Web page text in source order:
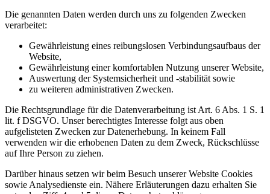
Die genannten Daten werden durch uns zu folgenden Zwecken
verarbeitet:
Gewährleistung eines reibungslosen Verbindungsaufbaus der
Website,
Gewährleistung einer komfortablen Nutzung unserer Website,
Auswertung der Systemsicherheit und -stabilität sowie
zu weiteren administrativen Zwecken.
Die Rechtsgrundlage für die Datenverarbeitung ist Art. 6 Abs. 1 S. 1
lit. f DSGVO. Unser berechtigtes Interesse folgt aus oben
aufgelisteten Zwecken zur Datenerhebung. In keinem Fall
verwenden wir die erhobenen Daten zu dem Zweck, Rückschlüsse
auf Ihre Person zu ziehen.
Darüber hinaus setzen wir beim Besuch unserer Website Cookies
sowie Analysedienste ein. Nähere Erläuterungen dazu erhalten Sie